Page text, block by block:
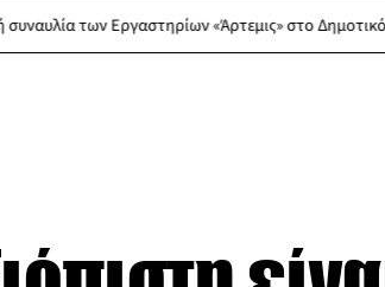
Εργαστηρίων «Άρτεμις» στο Δημοτικό Σχολείο